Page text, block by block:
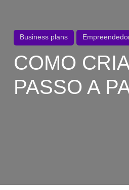
Business plans
COMO
PASSO A